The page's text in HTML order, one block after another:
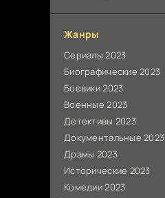
Жанры
Сериалы 2023
Биографические 2023
Боевики 2023
Военные 2023
Детективы 2023
Документальные 2023
Драмы 2023
Исторические 2023
Комедии 2023